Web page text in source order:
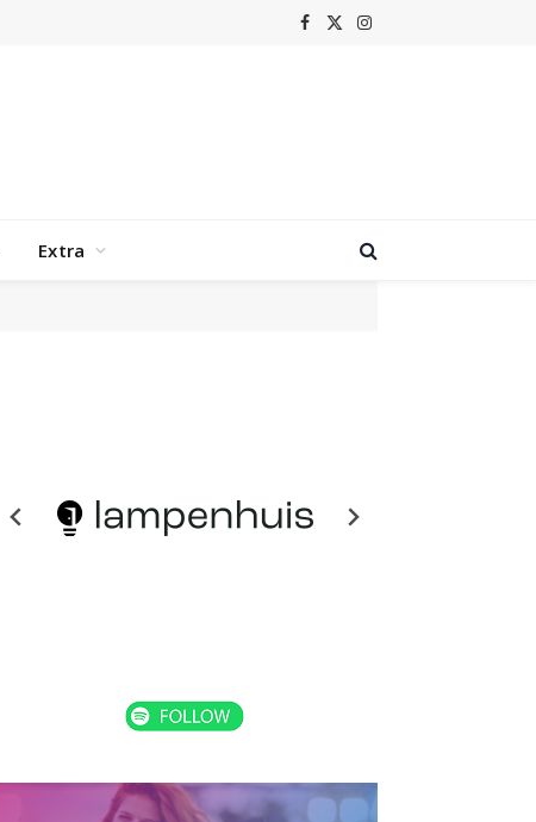
Facebook
X
Instagram
Extra